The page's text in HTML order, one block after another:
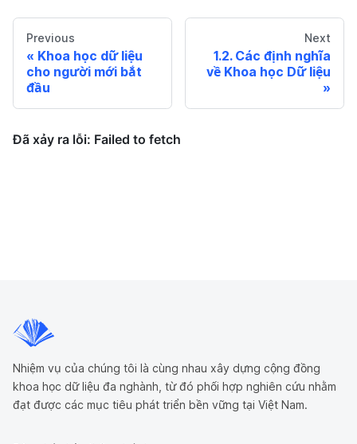
Previous
Khoa học dữ liệu
cho người mới bắt
đầu
Next
1.2. Các định nghĩa
về Khoa học Dữ liệu
Nhiệm vụ của chúng tôi là cùng nhau xây dựng cộng đồng
khoa học dữ liệu đa nghành, từ đó phối hợp nghiên cứu nhằm
đạt được các mục tiêu phát triển bền vững tại Việt Nam.